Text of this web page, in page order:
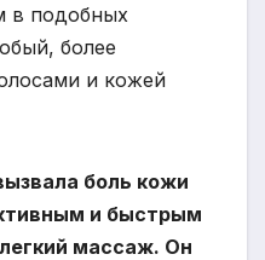
в подобных
более
и кожей
боль кожи
и быстрым
массаж. Он